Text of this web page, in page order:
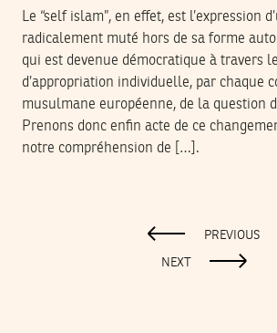
Le “self islam”, en effet, est l’expression
radicalement muté hors de sa forme
qui est devenue démocratique à travers
d’appropriation individuelle, par chaque
musulmane européenne, de la question
Prenons donc enfin acte de ce
notre compréhension de […].
PREVIOUS
NEXT